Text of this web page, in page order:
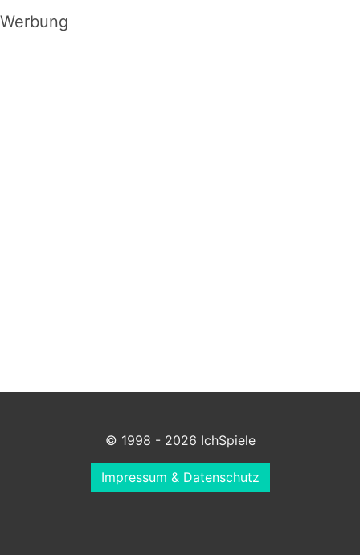
Werbung
© 1998 - 2026 IchSpiele
Impressum & Datenschutz